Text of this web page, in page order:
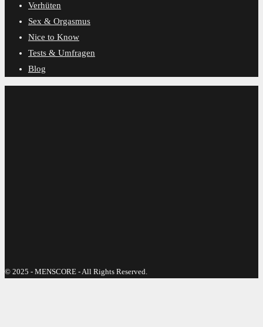
Verhüten
Sex & Orgasmus
Nice to Know
Tests & Umfragen
Blog
© 2025 - MENSCORE - All Rights Reserved.